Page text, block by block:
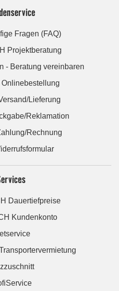
Fragen (FAQ)
Projektberatung
- Beratung vereinbaren
Onlinebestellung
Lieferung
Reklamation
Rechnung
Dauertiefpreise
Kundenkonto